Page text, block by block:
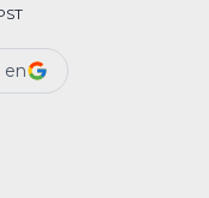
primera
x 2160
en